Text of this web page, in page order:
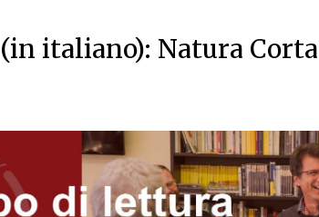
italiano): Natura